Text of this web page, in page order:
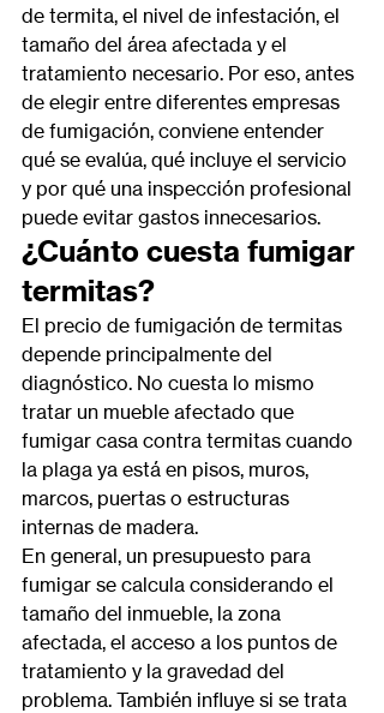
de termita, el nivel de infestación, el
tamaño del área afectada y el
tratamiento necesario. Por eso, antes
de elegir entre diferentes empresas
de fumigación, conviene entender
qué se evalúa, qué incluye el servicio
y por qué una inspección profesional
puede evitar gastos innecesarios.
¿Cuánto cuesta fumigar
termitas?
El precio de fumigación de termitas
depende principalmente del
diagnóstico. No cuesta lo mismo
tratar un mueble afectado que
fumigar casa contra termitas cuando
la plaga ya está en pisos, muros,
marcos, puertas o estructuras
internas de madera.
En general, un presupuesto para
fumigar se calcula considerando el
tamaño del inmueble, la zona
afectada, el acceso a los puntos de
tratamiento y la gravedad del
problema. También influye si se trata